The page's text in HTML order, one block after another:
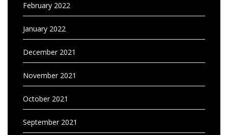
February 2022
January 2022
December 2021
November 2021
October 2021
September 2021